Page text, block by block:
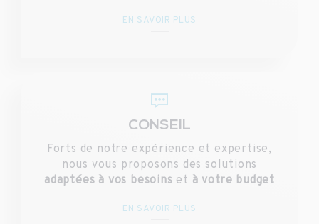
EN SAVOIR PLUS
CONSEIL
Forts de notre expérience et expertise,
nous vous proposons des solutions
adaptées à vos besoins et à votre budget
EN SAVOIR PLUS